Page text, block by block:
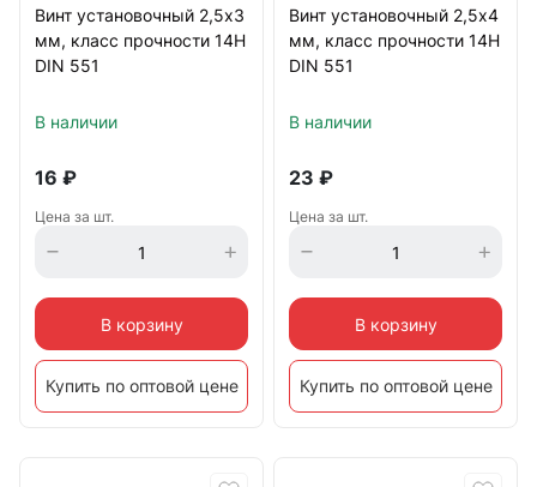
Винт установочный 2,5х3
мм, класс прочности 14Н
DIN 551
В наличии
16 ₽
Цена за шт.
В корзину
Купить по оптовой цене
Винт установочный 2,5х4
мм, класс прочности 14Н
DIN 551
В наличии
23 ₽
Цена за шт.
В корзину
Купить по оптовой цене